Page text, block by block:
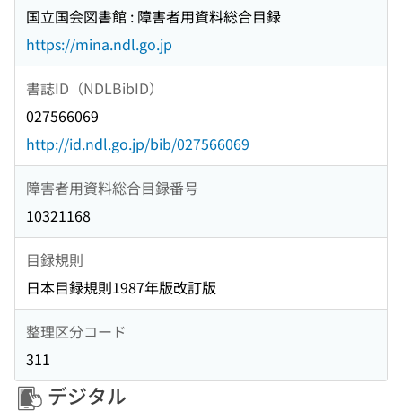
国立国会図書館 : 障害者用資料総合目録
https://mina.ndl.go.jp
書誌ID（NDLBibID）
027566069
http://id.ndl.go.jp/bib/027566069
障害者用資料総合目録番号
10321168
目録規則
日本目録規則1987年版改訂版
整理区分コード
311
デジタル